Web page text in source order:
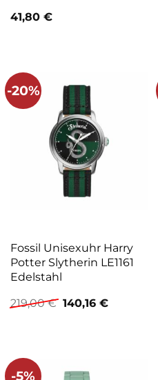
41,80 €
-20%
Fossil Unisexuhr Harry
Potter Slytherin LE1161
Edelstahl
219,00€ Ursprünglicher
Preis
140,16 €Aktueller
-5%